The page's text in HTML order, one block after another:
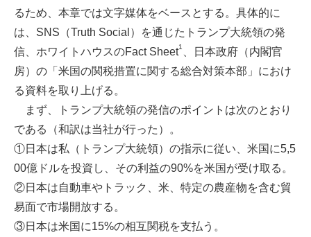
るため、本章では文字媒体をベースとする。具体的に
は、SNS（Truth Social）を通じたトランプ大統領の発
信、ホワイトハウスのFact Sheet1
、日本政府（内閣官
房）の「米国の関税措置に関する総合対策本部」におけ
る資料を取り上げる。
まず、トランプ大統領の発信のポイントは次のとおり
である（和訳は当社が行った）。
①日本は私（トランプ大統領）の指示に従い、米国に5,5
00億ドルを投資し、その利益の90%を米国が受け取る。
②日本は自動車やトラック、米、特定の農産物を含む貿
易面で市場開放する。
③日本は米国に15%の相互関税を支払う。